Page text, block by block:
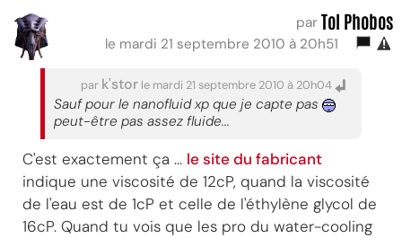
par Tol Phobos
le mardi 21 septembre 2010 à 20h51
par k'stor le mardi 21 septembre 2010 à 20h04
Sauf pour le nanofluid xp que je capte pas
peut-être pas assez fluide...
C'est exactement ça ... le site du fabricant
indique une viscosité de 12cP, quand la viscosité
de l'eau est de 1cP et celle de l'éthylène glycol de
16cP. Quand tu vois que les pro du water-cooling